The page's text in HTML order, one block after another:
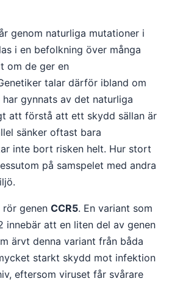
genom naturliga mutationer i
i en befolkning över många
om de ger en
talar därför ibland om
gynnats av det naturliga
att förstå att ett skydd sällan är
sänker oftast bara
inte bort risken helt. Hur stort
på samspelet med andra
genen CCR5. En variant som
innebär att en liten del av genen
ärvt denna variant från båda
starkt skydd mot infektion
eftersom viruset får svårare